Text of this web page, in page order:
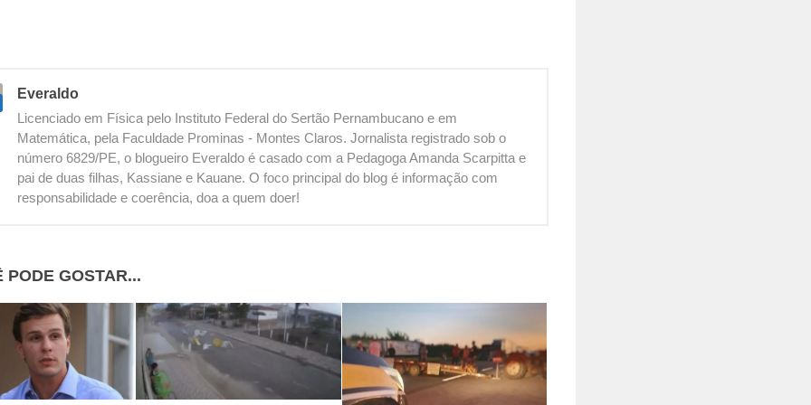
Everaldo
Licenciado em Física pelo Instituto Federal do Sertão Pernambucano e em
Matemática, pela Faculdade Prominas - Montes Claros. Jornalista registrado sob o
número 6829/PE, o blogueiro Everaldo é casado com a Pedagoga Amanda Scarpitta e
pai de duas filhas, Kassiane e Kauane. O foco principal do blog é informação com
responsabilidade e coerência, doa a quem doer!
PODE GOSTAR...